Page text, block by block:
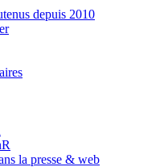
depuis 2010
la presse & web